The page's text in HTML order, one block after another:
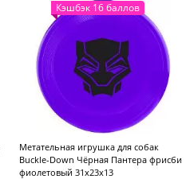
Кэшбэк 16 баллов
Метательная игрушка для собак
Buckle-Down Чёрная Пантера фрисби
фиолетовый 31x23x13